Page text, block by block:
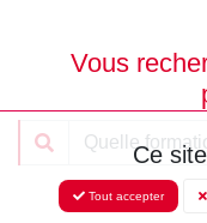
Vous
Ce
Tout accepter